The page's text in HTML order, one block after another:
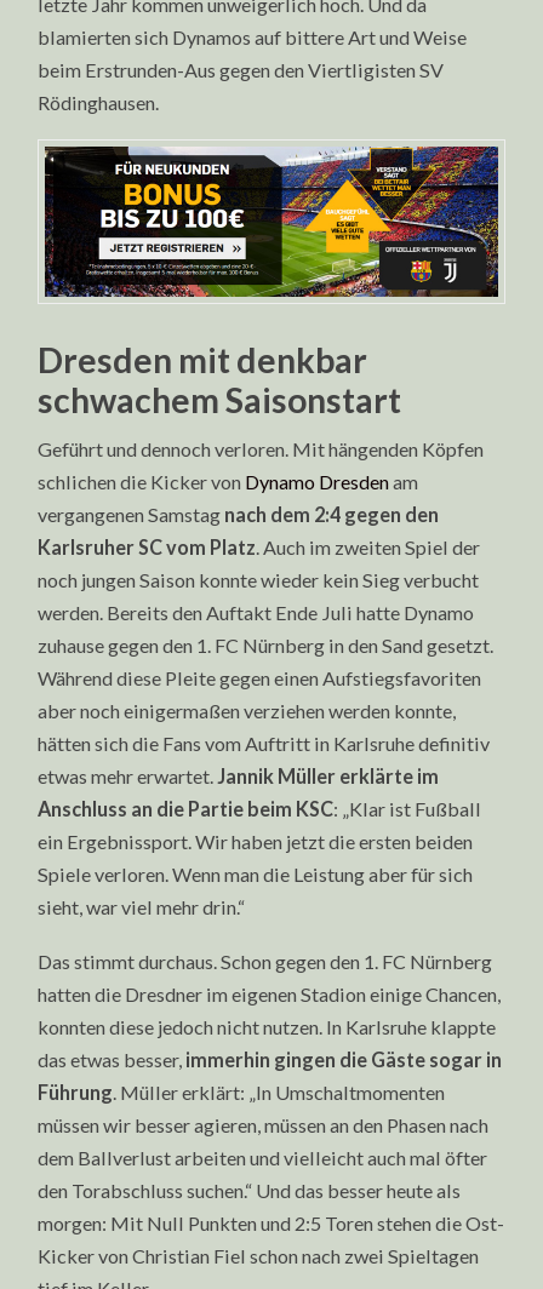
blamierten sich Dynamos auf bittere Art und Weise
beim Erstrunden-Aus gegen den Viertligisten SV
Rödinghausen.
Dresden mit denkbar
schwachem Saisonstart
Geführt und dennoch verloren. Mit hängenden Köpfen
schlichen die Kicker von Dynamo Dresdenam
vergangenen Samstag nach dem 2:4 gegen den
Karlsruher SC vom Platz. Auch im zweiten Spiel der
noch jungen Saison konnte wieder kein Sieg verbucht
werden. Bereits den Auftakt Ende Juli hatte Dynamo
zuhause gegen den 1. FC Nürnberg in den Sand gesetzt.
Während diese Pleite gegen einen Aufstiegsfavoriten
aber noch einigermaßen verziehen werden konnte,
hätten sich die Fans vom Auftritt in Karlsruhe definitiv
etwas mehr erwartet. Jannik Müller erklärte im
Anschluss an die Partie beim KSC: „Klar ist Fußball
ein Ergebnissport. Wir haben jetzt die ersten beiden
Spiele verloren. Wenn man die Leistung aber für sich
sieht, war viel mehr drin.“
Das stimmt durchaus. Schon gegen den 1. FC Nürnberg
hatten die Dresdner im eigenen Stadion einige Chancen,
konnten diese jedoch nicht nutzen. In Karlsruhe klappte
das etwas besser, immerhin gingen die Gäste sogar in
Führung . Müller erklärt: „In Umschaltmomenten
müssen wir besser agieren, müssen an den Phasen nach
dem Ballverlust arbeiten und vielleicht auch mal öfter
den Torabschluss suchen.“ Und das besser heute als
morgen: Mit Null Punkten und 2:5 Toren stehen die Ost-
Kicker von Christian Fiel schon nach zwei Spieltagen